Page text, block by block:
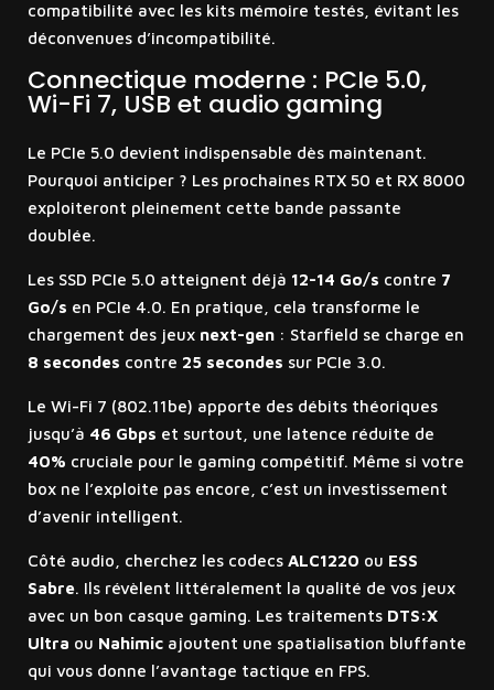
compatibilité avec les kits mémoire testés, évitant les
déconvenues d’incompatibilité.
Connectique moderne : PCIe 5.0,
Wi-Fi 7, USB et audio gaming
Le PCIe 5.0 devient indispensable dès maintenant.
Pourquoi anticiper ? Les prochaines RTX 50 et RX 8000
exploiteront pleinement cette bande passante
doublée.
Les SSD PCIe 5.0 atteignent déjà 12-14 Go/s contre 7
Go/s en PCIe 4.0. En pratique, cela transforme le
chargement des jeux next-gen: Starfield se charge en
8 secondes contre 25 secondes sur PCIe 3.0.
Le Wi-Fi 7 (802.11be) apporte des débits théoriques
jusqu’à 46 Gbps et surtout, une latence réduite de
40% cruciale pour le gaming compétitif. Même si votre
box ne l’exploite pas encore, c’est un investissement
d’avenir intelligent.
Côté audio, cherchez les codecs ALC1220 ou ESS
Sabre. Ils révèlent littéralement la qualité de vos jeux
avec un bon casque gaming. Les traitements DTS:X
Ultra ou Nahimicajoutent une spatialisation bluffante
qui vous donne l’avantage tactique en FPS.